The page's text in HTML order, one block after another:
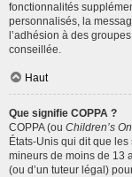
fonctionnalités
personnalisés, la
l’adhésion à des
conseillée.
Haut
Que signifie COPPA ?
COPPA (ou Children’s
États-Unis qui dit que
mineurs de moins de 13
(ou d’un tuteur légal)